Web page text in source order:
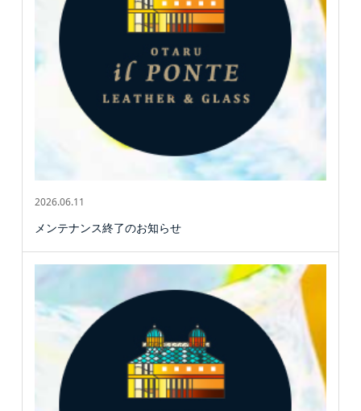
2026.06.11
メンテナンス終了のお知らせ